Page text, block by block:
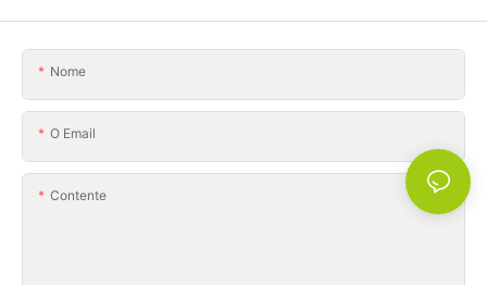
Nome
O Email
Contente